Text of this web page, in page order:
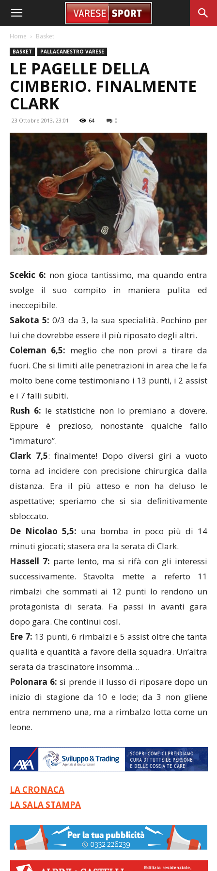
Home Basket
BASKET PALLACANESTRO VARESE
LE PAGELLE DELLA
CIMBERIO. FINALMENTE
CLARK
23 Ottobre 2013, 23:01 64 0
Scekic 6: non gioca tantissimo, ma quando entra
svolge il suo compito in maniera pulita ed
ineccepibile.
Sakota 5: 0/3 da 3, la sua specialità. Pochino per
lui che dovrebbe essere il più riposato degli altri.
Coleman 6,5: meglio che non provi a tirare da
fuori. Che si limiti alle penetrazioni in area che le fa
molto bene come testimoniano i 13 punti, i 2 assist
e i 7 falli subiti.
Rush 6: le statistiche non lo premiano a dovere.
Eppure è prezioso, nonostante qualche fallo
“immaturo”.
Clark 7,5: finalmente! Dopo diversi giri a vuoto
torna ad incidere con precisione chirurgica dalla
distanza. Era il più atteso e non ha deluso le
aspettative; speriamo che si sia definitivamente
sbloccato.
De Nicolao 5,5: una bomba in poco più di 14
minuti giocati; stasera era la serata di Clark.
Hassell 7: parte lento, ma si rifà con gli interessi
successivamente. Stavolta mette a referto 11
rimbalzi che sommati ai 12 punti lo rendono un
protagonista di serata. Fa passi in avanti gara
dopo gara. Che continui così.
Ere 7: 13 punti, 6 rimbalzi e 5 assist oltre che tanta
qualità e quantità a favore della squadra. Un’altra
serata da trascinatore insomma…
Polonara 6: si prende il lusso di riposare dopo un
inizio di stagione da 10 e lode; da 3 non gliene
entra nemmeno una, ma a rimbalzo lotta come un
leone.
LA CRONACA
LA SALA STAMPA